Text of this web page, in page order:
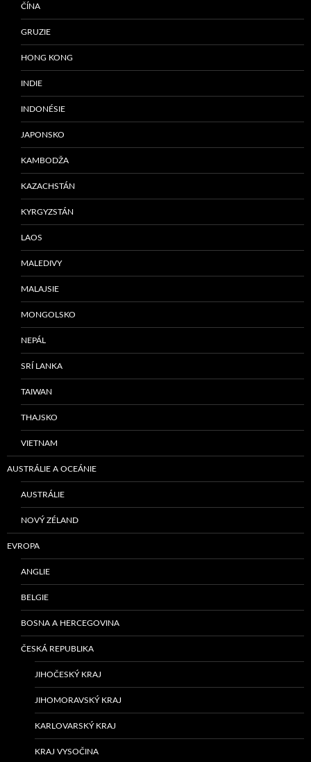
ČÍNA
GRUZIE
HONG KONG
INDIE
INDONÉSIE
JAPONSKO
KAMBODŽA
KAZACHSTÁN
KYRGYZSTÁN
LAOS
MALEDIVY
MALAJSIE
MONGOLSKO
NEPÁL
SRÍ LANKA
TAIWAN
THAJSKO
VIETNAM
AUSTRÁLIE A OCEÁNIE
AUSTRÁLIE
NOVÝ ZÉLAND
EVROPA
ANGLIE
BELGIE
BOSNA A HERCEGOVINA
ČESKÁ REPUBLIKA
JIHOČESKÝ KRAJ
JIHOMORAVSKÝ KRAJ
KARLOVARSKÝ KRAJ
KRAJ VYSOČINA